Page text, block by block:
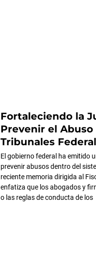
Fortaleciendo la
Prevenir el
Tribunales
El gobierno federal ha emitido
prevenir abusos dentro del
reciente memoria dirigida al
enfatiza que los abogados y
o las reglas de conducta de los